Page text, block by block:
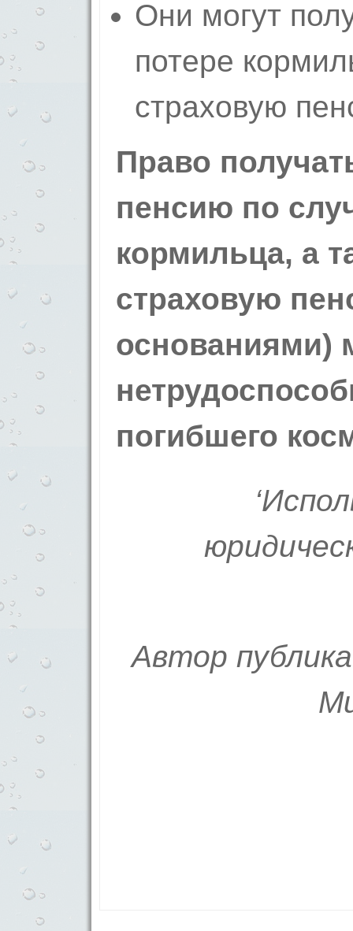
Они могут
потере
страховую
Право
пенсию по
кормильца, а
страховую
основаниями)
погибшего
Автор